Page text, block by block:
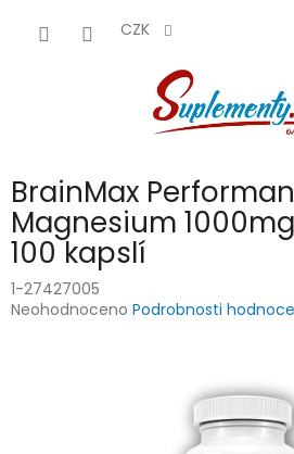
CZK
BrainMax
Magnesium
100 kapslí
1-27427005
Průměrné
Neohodnoceno Podrobnosti